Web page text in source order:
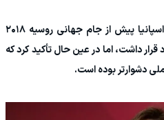
لوپتگی با اشاره به شرایط تیم ملی اسپانیا پیش از جام جهانی روسیه ۲۰۱۸
داشت، اما در عین حال تأکید کرد که
دشوارتر بوده است.